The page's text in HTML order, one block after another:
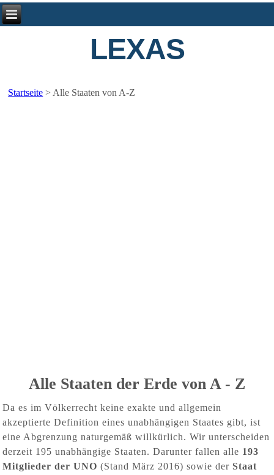
LEXAS
Startseite >Alle Staaten von A-Z
Alle Staaten der Erde von A - Z
Da es im Völkerrecht keine exakte und allgemein
akzeptierte Definition eines unabhängigen Staates gibt, ist
eine Abgrenzung naturgemäß willkürlich. Wir unterscheiden
derzeit 195 unabhängige Staaten. Darunter fallen alle 193
Mitglieder der UNO(Stand März 2016) sowie derStaat